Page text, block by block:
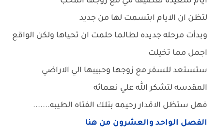
لتظن ان الايام ابتسمت لها من جديد
وبدأت مرحله جديده لطالما حلمت ان تحياها ولكن الواقع
اجمل مما تخيلت
ستستعد للسفر مع زوجها وحبيبها الي الاراضي
المقدسه لتشكر الله علي نعمائه
فهل ستظل الاقدار رحيمه بتلك الفتاه الطيبه.......
الفصل الواحد والعشرون من هنا